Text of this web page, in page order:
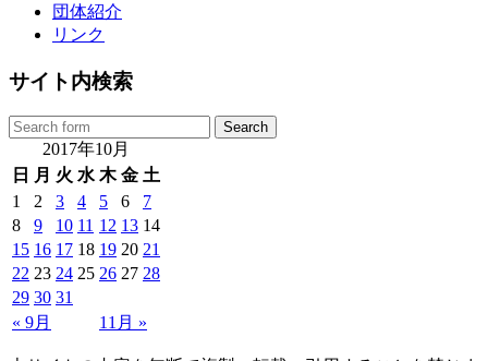
団体紹介
リンク
サイト内検索
2017年10月
日
月 火 水 木 金 土
« 9月 11月 »
1 2 3 4 5 6
7
8
9 10 11 12 13 14
15 16 17 18 19 20 21
22 23 24 25 26 27 28
29 30 31